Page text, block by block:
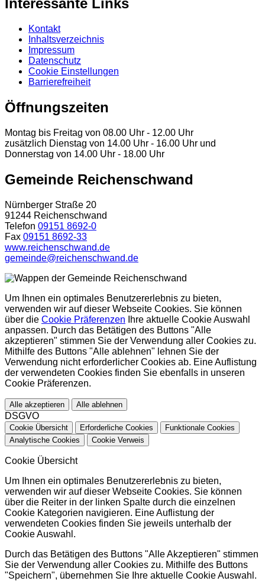
Interessante Links
Kontakt
Inhaltsverzeichnis
Impressum
Datenschutz
Cookie Einstellungen
Barrierefreiheit
Öffnungszeiten
Montag bis Freitag von 08.00 Uhr - 12.00 Uhr
zusätzlich Dienstag von 14.00 Uhr - 16.00 Uhr und
Donnerstag von 14.00 Uhr - 18.00 Uhr
Gemeinde Reichenschwand
Nürnberger Straße 20
91244 Reichenschwand
Telefon 09151 8692-0
Fax 09151 8692-33
www.reichenschwand.de
gemeinde@reichenschwand.de
Um Ihnen ein optimales Benutzererlebnis zu bieten,
verwenden wir auf dieser Webseite Cookies. Sie können
über die Cookie Präferenzen Ihre aktuelle Cookie Auswahl
anpassen. Durch das Betätigen des Buttons "Alle
akzeptieren" stimmen Sie der Verwendung aller Cookies zu.
Mithilfe des Buttons "Alle ablehnen" lehnen Sie der
Verwendung nicht erforderlicher Cookies ab. Eine Auflistung
der verwendeten Cookies finden Sie ebenfalls in unseren
Cookie Präferenzen.
Alle akzeptieren Alle ablehnen
DSGVO
Cookie Übersicht Erforderliche Cookies
Funktionale Cookies
Analytische Cookies
Cookie Verweis
Cookie Übersicht
Um Ihnen ein optimales Benutzererlebnis zu bieten,
verwenden wir auf dieser Webseite Cookies. Sie können
über die Reiter in der linken Spalte durch die einzelnen
Cookie Kategorien navigieren. Eine Auflistung der
verwendeten Cookies finden Sie jeweils unterhalb der
Cookie Auswahl.
Durch das Betätigen des Buttons "Alle Akzeptieren" stimmen
Sie der Verwendung aller Cookies zu. Mithilfe des Buttons
"Speichern", übernehmen Sie Ihre aktuelle Cookie Auswahl.